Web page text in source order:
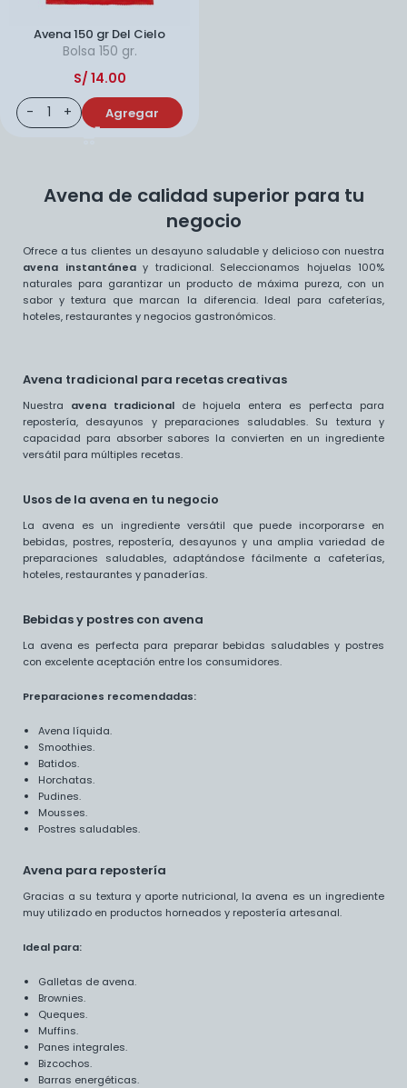
Avena 150 gr Del Cielo
Bolsa 150 gr.
S/ 14.00
Agregar
Avena de calidad superior para tu
negocio
Ofrece a tus clientes un desayuno saludable y delicioso con nuestra
avena instantáneay tradicional. Seleccionamos hojuelas 100%
naturales para garantizar un producto de máxima pureza, con un
sabor y textura que marcan la diferencia. Ideal para cafeterías,
hoteles, restaurantes y negocios gastronómicos.
Avena tradicional para recetas creativas
Nuestra avena tradicional de hojuela entera es perfecta para
repostería, desayunos y preparaciones saludables. Su textura y
capacidad para absorber sabores la convierten en un ingrediente
versátil para múltiples recetas.
Usos de la avena en tu negocio
La avena es un ingrediente versátil que puede incorporarse en
bebidas, postres, repostería, desayunos y una amplia variedad de
preparaciones saludables, adaptándose fácilmente a cafeterías,
hoteles, restaurantes y panaderías.
Bebidas y postres con avena
La avena es perfecta para preparar bebidas saludables y postres
con excelente aceptación entre los consumidores.
Preparaciones recomendadas:
Avena líquida.
Smoothies.
Batidos.
Horchatas.
Pudines.
Mousses.
Postres saludables.
Avena para repostería
Gracias a su textura y aporte nutricional, la avena es un ingrediente
muy utilizado en productos horneados y repostería artesanal.
Ideal para:
Galletas de avena.
Brownies.
Queques.
Muffins.
Panes integrales.
Bizcochos.
Barras energéticas.